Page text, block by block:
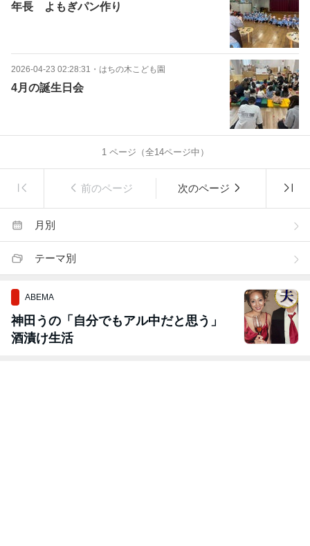
年長 よもぎパン作り
2026-04-23 02:28:31 ・ はちの木こども園
4月の誕生日会
1ページ（全14ページ中）
前のページ 次のページ
月別
テーマ別
ABEMA
神田うの「自分でもアル中だと思う」
酒漬け生活